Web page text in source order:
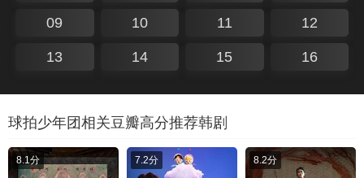
09 10 11 12
13 14 15 16
球拍少年团相关豆瓣高分推荐韩剧
8.1分 7.2分 8.2分